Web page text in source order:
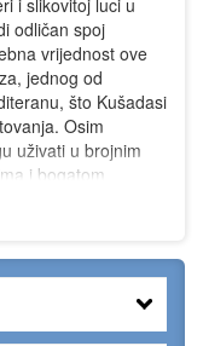
i slikovitoj luci u
odličan spoj
vrijednost ove
jednog od
što Kušadasi
Osim
uživati u brojnim
i bogatom
za porodice,
egejske